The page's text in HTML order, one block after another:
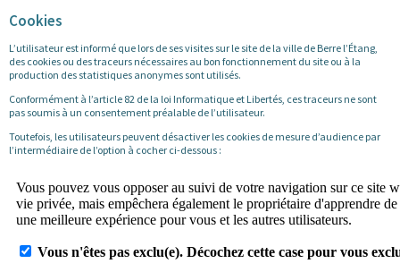
Cookies
L’utilisateur est informé que lors de ses visites sur le site de la ville de Berre l’Étang,
des cookies ou des traceurs nécessaires au bon fonctionnement du site ou à la
production des statistiques anonymes sont utilisés.
Conformément à l’article 82 de la loi Informatique et Libertés, ces traceurs ne sont
pas soumis à un consentement préalable de l’utilisateur.
Toutefois, les utilisateurs peuvent désactiver les cookies de mesure d’audience par
l’intermédiaire de l’option à cocher ci-dessous :